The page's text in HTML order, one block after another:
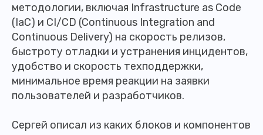
методологии, включая Infrastructure as Code
(IaC) и CI/CD (Continuous Integration and
Continuous Delivery) на скорость релизов,
быстроту отладки и устранения инцидентов,
удобство и скорость техподдержки,
минимальное время реакции на заявки
пользователей и разработчиков.
Сергей описал из каких блоков и компонентов